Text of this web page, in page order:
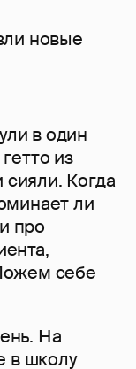
новые
в один
из
Когда
ли
про
себе
На
в школу